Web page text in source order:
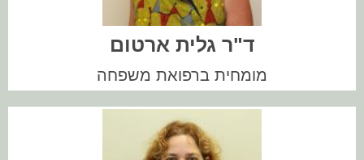
ד"ר גלית ארטום
מומחית ברפואת משפחה